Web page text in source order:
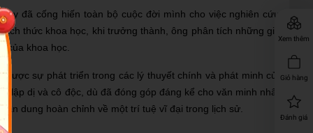
Xem thêm
Giỏ hàng
Đánh giá
đã cống hiến toàn bộ cuộc đời mình cho việc nghiên cứu,
thức khoa học, khi trưởng thành, ông phân tích những giải
của khoa học.
sự phát triển trong các lý thuyết chính và phát minh của
dị và cô độc, dù đã đóng góp đáng kể cho văn minh nhân
dung hoàn chỉnh về một trí tuệ vĩ đại trong lịch sử.